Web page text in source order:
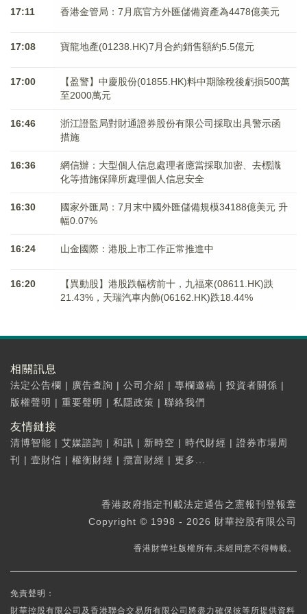
17:11 香港金管局：7月底官方外匯儲備資產為4478億美元
17:08 寶龍地產(01238.HK)7月合約銷售額約5.5億元
17:00
【盈警】中慶股份(01855.HK)料中期除稅後虧損500萬
至2000萬元
16:46
浙江證監局對財通證券股份有限公司採取出具警示函
措施
16:36
網信辦：大型個人信息處理者應當採取加密、去標識
化等措施保障所處理個人信息安全
16:30
國家外匯局：7月末中國外匯儲備規模34188億美元 升
幅0.07%
16:24 山金國際：港股上市工作正常推進中
16:20
【異動股】港股跌幅榜前十，九福來(08611.HK)跌
21.43%，天瑞汽車内飾(06162.HK)跌18.44%
相關訊息
法定公告欄 | 廣告查詢 | 公司介紹 | 專欄邀稿 | 投資者關係 |
版權聲明 | 重要聲明 | 私隱政策 | 聯絡我們
友情鏈接
清博智能 | 艾媒諮詢 | 和訊 | 新時空 | 時代財經 | 證券市場周
刊
| 壹財信 | 權衡財經 | 攬富財經 | 更多...
香港政府指定刊載法定通告之憲報刊登報章
Copyright © 1998 - 2026 財華控股有限公司
香港財華社版權所有,未經同意不得轉載。
免責聲明：
財華控股有限公司及香港聯合交易所有限公司將盡力確保彼等所提供資料